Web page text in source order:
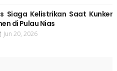
Siaga Kelistrikan Saat Kunker
di Pulau Nias
Jun 20, 2026